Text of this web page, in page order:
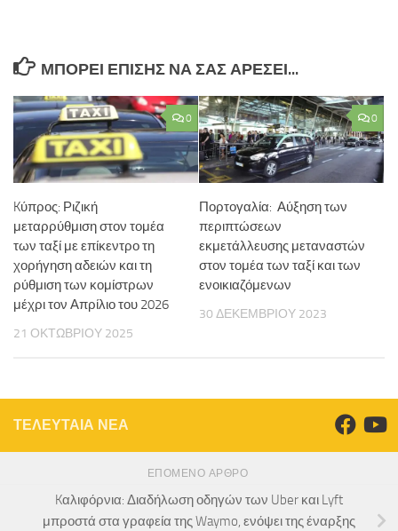
ΜΠΟΡΕΊ ΕΠΊΣΗΣ ΝΑ ΣΑΣ ΑΡΈΣΕΙ...
0
Kύπρος: Ριζική
μεταρρύθμιση στον τομέα
των ταξί με επίκεντρο τη
χορήγηση αδειών και τη
ρύθμιση των κομίστρων
μέχρι τον Απρίλιο του 2026
21 ΟΚΤΩΒΡΊΟΥ 2025
0
Πορτογαλία: Αύξηση των
περιπτώσεων
εκμετάλλευσης μεταναστών
στον τομέα των ταξί και των
ενοικιαζόμενων
30 ΔΕΚΕΜΒΡΊΟΥ 2023
ΤΕΛΕΥΤΑΙΑ ΝΕΑ
ΕΠΌΜΕΝΟ ΆΡΘΡΟ
Kαλιφόρνια: Διαδήλωση οδηγών των Uber και Lyft
μπροστά στα γραφεία της Waymo, ενόψει της έναρξης